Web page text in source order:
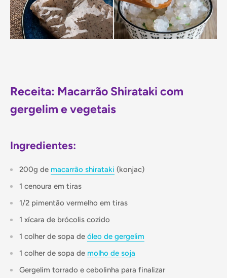
Receita: Macarrão Shirataki com
gergelim e vegetais
Ingredientes:
200g de macarrão shirataki (konjac)
1 cenoura em tiras
1/2 pimentão vermelho em tiras
1 xícara de brócolis cozido
1 colher de sopa de óleo de gergelim
1 colher de sopa de molho de soja
Gergelim torrado e cebolinha para finalizar